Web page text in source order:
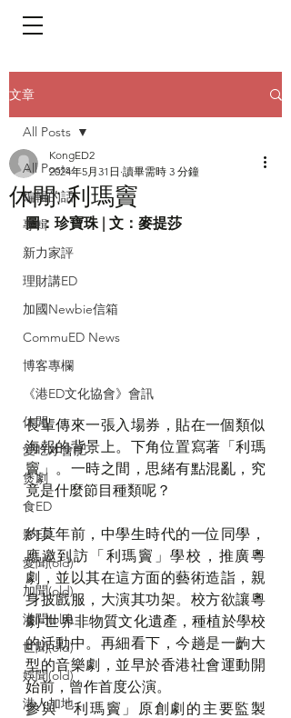
文章
All Posts
編輯的話
專輯
新力家評
理財講ED
加國Newbie信箱
CommuED News
博客專欄
《港ED文化協會》會訊
休閒
愛吃才會肥
煲劇
食ED
影ED
愛聞(old)
加聞(old)
港聞(old)
世聞(old)
娛聞(old)
港人加地
All Posts
休閒: 利瑪竇
KongED2
2024年5月31日 讀畢需時 3 分鐘
圖：珍寶珠 | 文：麥提莎
長輩傳來一張入場券，貼在一個類似
海報的背景上。下角位置寫著「利瑪
竇」。一時之間，思緒有點混亂，究
竟是什麼節目種類呢？
約莫年前，中學生時代的一位同學，
應邀到訪「利瑪竇」學校，推廣粵
劇，並以其在這方面的藝術造詣，親
身披戲服，大演其功架。校方欲讓粵
劇-世界非物質文化遺產，種植於學校
的活動中。再細看下，今趟是一齣大
型的音樂劇，並早於香港社會運動開
始前，曾作首度公演。
參與「利瑪竇」原創劇的主要監製